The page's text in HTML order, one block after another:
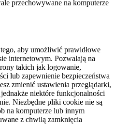
przechowywane na komputerze
aby umożliwić prawidłowe
internetowym. Pozwalają na
takich jak logowanie,
lub zapewnienie bezpieczeństwa
zmienić ustawienia przeglądarki,
niektóre funkcjonalności
Niezbędne pliki cookie nie są
na komputerze lub innym
z chwilą zamknięcia